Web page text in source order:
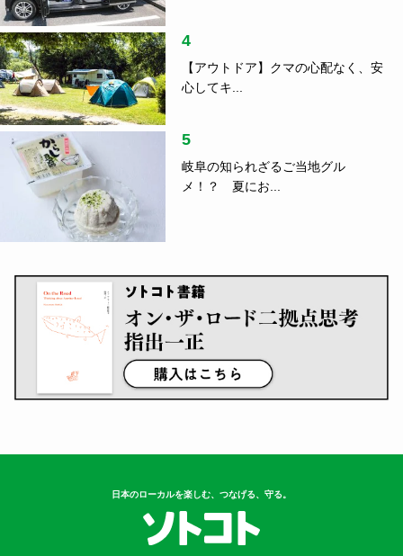
4
【アウトドア】クマの心配なく、安
心してキ...
5
岐阜の知られざるご当地グル
メ！？ 夏にお...
日本のローカルを楽しむ、つなげる、守る。